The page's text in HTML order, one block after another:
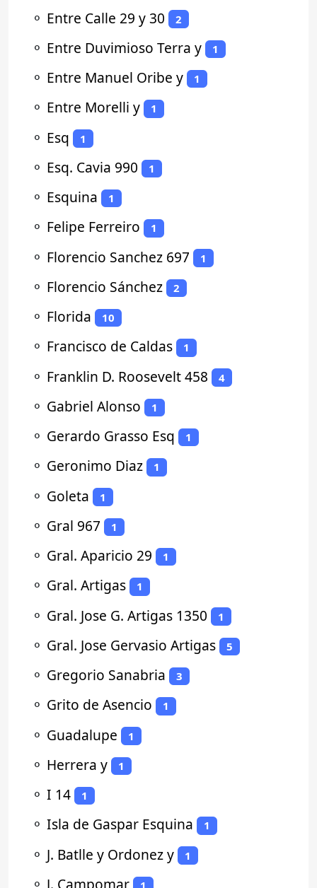
⚬ Entre Calle 29 y 30 2
⚬ Entre Duvimioso Terra y 1
⚬ Entre Manuel Oribe y 1
⚬ Entre Morelli y 1
⚬ Esq 1
⚬ Esq. Cavia 990 1
⚬ Esquina 1
⚬ Felipe Ferreiro 1
⚬ Florencio Sanchez 697 1
⚬ Florencio Sánchez 2
⚬ Florida 10
⚬ Francisco de Caldas 1
⚬ Franklin D. Roosevelt 458 4
⚬ Gabriel Alonso 1
⚬ Gerardo Grasso Esq 1
⚬ Geronimo Diaz 1
⚬ Goleta 1
⚬ Gral 967 1
⚬ Gral. Aparicio 29 1
⚬ Gral. Artigas 1
⚬ Gral. Jose G. Artigas 1350 1
⚬ Gral. Jose Gervasio Artigas 5
⚬ Gregorio Sanabria 3
⚬ Grito de Asencio 1
⚬ Guadalupe 1
⚬ Herrera y 1
⚬ I 14 1
⚬ Isla de Gaspar Esquina 1
⚬ J. Batlle y Ordonez y 1
⚬ J. Campomar 1